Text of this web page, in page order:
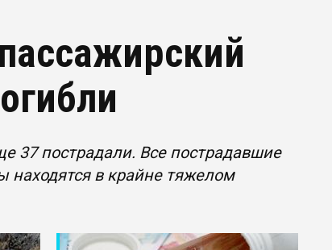
37 пострадали. Все пострадавшие
в крайне тяжелом